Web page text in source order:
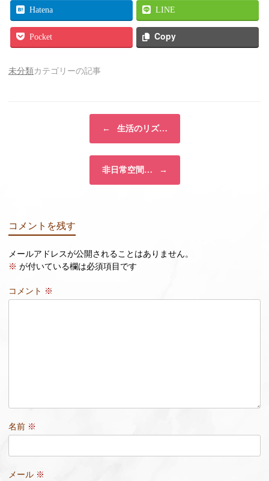
Hatena LINE
Pocket Copy
未分類 カテゴリーの記事
←
生活のリズ…
非日常空間… →
コメントを残す
メールアドレスが公開されることはありません。
※ が付いている欄は必須項目です
コメント ※
名前 ※
メール ※